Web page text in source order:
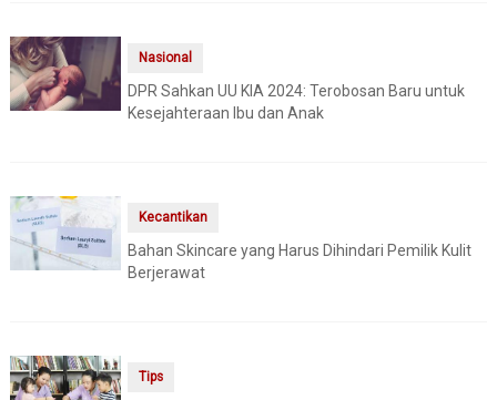
Nasional
DPR Sahkan UU KIA 2024: Terobosan Baru untuk
Kesejahteraan Ibu dan Anak
Kecantikan
Bahan Skincare yang Harus Dihindari Pemilik Kulit
Berjerawat
Tips